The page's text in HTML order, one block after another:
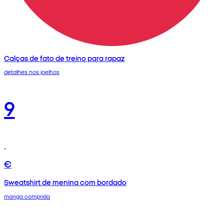
Calças de fato de treino para rapaz
detalhes nos joelhos
9
€
Sweatshirt de menina com bordado
manga comprida